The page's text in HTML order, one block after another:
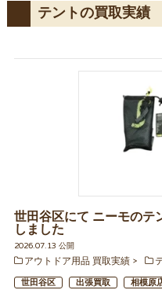
テントの買取実績
世田谷区にて ニーモのテ
しました
2026.07.13 公開
アウトドア用品 買取実績
世田谷区 出張買取 相模原